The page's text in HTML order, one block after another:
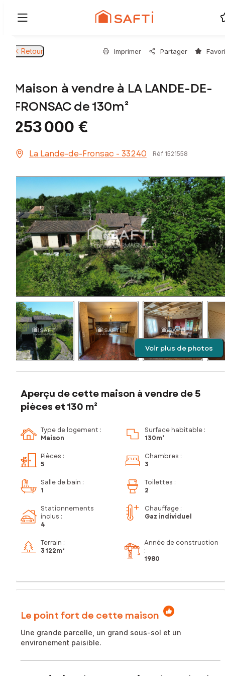
Retour Imprimer Partager
Maison à vendre à LA LANDE-DE-
FRONSAC de 130m²
253 000 €
La Lande-de-Fronsac - 33240 Réf 1521558
Voir plus de photos
Aperçu de cette maison à vendre de 5
pièces et 130 m²
Type de logement :
Maison
Surface habitable :
130m²
Pièces :
5
Chambres :
3
Salle de bain :
1
Toilettes :
2
Stationnements
inclus :
4
Chauffage :
Gaz individuel
Terrain :
3 122m²
Année de construction
:
1980
Le point fort de cette maison
Une grande parcelle, un grand sous-sol et un
environement paisible.